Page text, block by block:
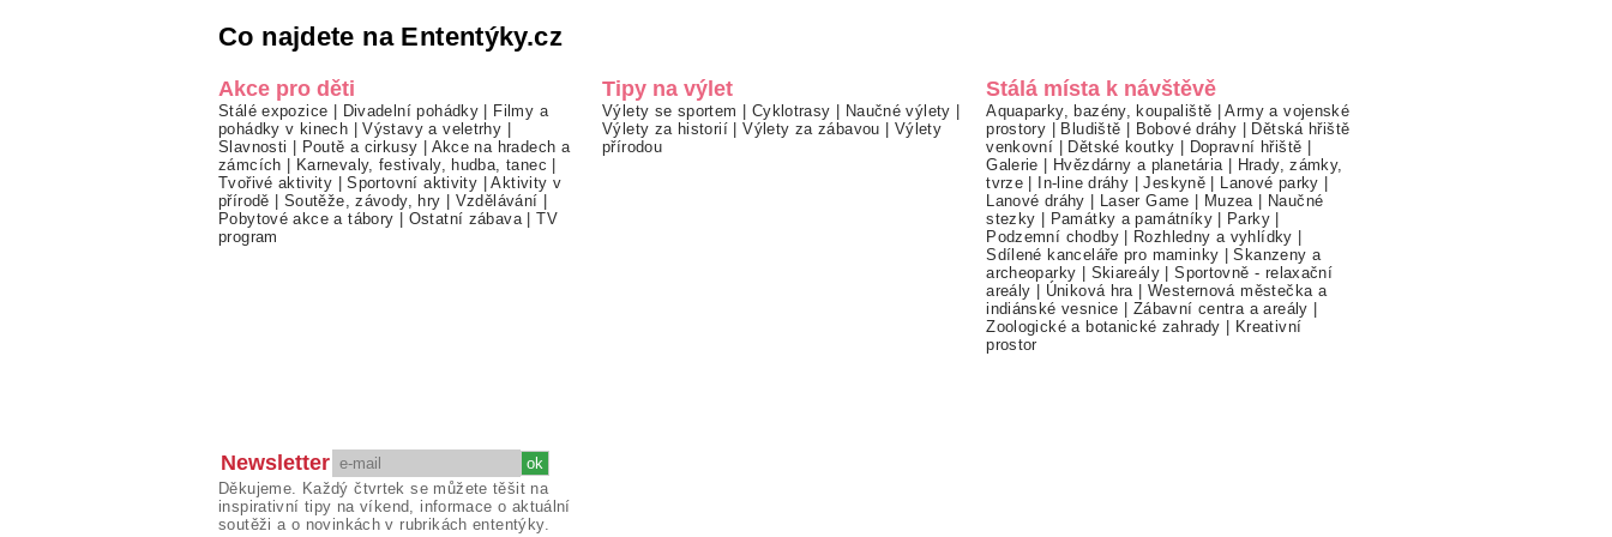
Co najdete na Ententýky.cz
Akce pro děti
Stálé expozice | Divadelní pohádky | Filmy a
pohádky v kinech |Výstavy a veletrhy |
Slavnosti | Poutě a cirkusy | Akce na hradech a
zámcích | Karnevaly, festivaly, hudba, tanec |
Tvořivé aktivity |Sportovní aktivity |Aktivity v
přírodě | Soutěže, závody, hry | Vzdělávání |
Pobytové akce a tábory | Ostatní zábava |TV
program
Tipy na výlet
Výlety se sportem | Cyklotrasy | Naučné výlety |
Výlety za historií |Výlety za zábavou | Výlety
přírodou
Stálá místa k návštěvě
Aquaparky, bazény, koupaliště |Army a vojenské
prostory | Bludiště | Bobové dráhy | Dětská hřiště
venkovní | Dětské koutky | Dopravní hřiště |
Galerie | Hvězdárny a planetária | Hrady, zámky,
tvrze | In-line dráhy |Jeskyně | Lanové parky |
Lanové dráhy | Laser Game | Muzea | Naučné
stezky | Památky a památníky| Parky |
Podzemní chodby| Rozhledny a vyhlídky |
Sdílené kanceláře pro maminky |Skanzeny a
archeoparky | Skiareály |Sportovně - relaxační
areály | Úniková hra |Westernová městečka a
indiánské vesnice | Zábavní centra a areály |
Zoologické a botanické zahrady | Kreativní
prostor
Newsletter
Děkujeme. Každý čtvrtek se můžete těšit na
inspirativní tipy na víkend, informace o aktuální
soutěži a o novinkách v rubrikách ententýky.